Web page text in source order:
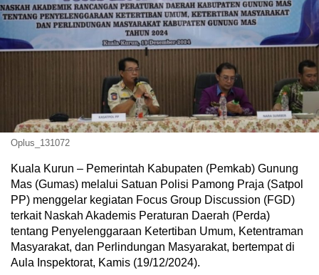
Oplus_131072
Kuala Kurun – Pemerintah Kabupaten (Pemkab) Gunung
Mas (Gumas) melalui Satuan Polisi Pamong Praja (Satpol
PP) menggelar kegiatan Focus Group Discussion (FGD)
terkait Naskah Akademis Peraturan Daerah (Perda)
tentang Penyelenggaraan Ketertiban Umum, Ketentraman
Masyarakat, dan Perlindungan Masyarakat, bertempat di
Aula Inspektorat, Kamis (19/12/2024).